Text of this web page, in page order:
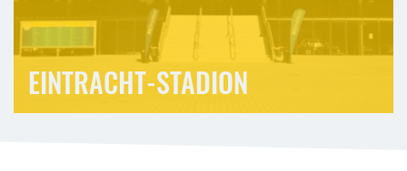
EINTRACHT-STADION